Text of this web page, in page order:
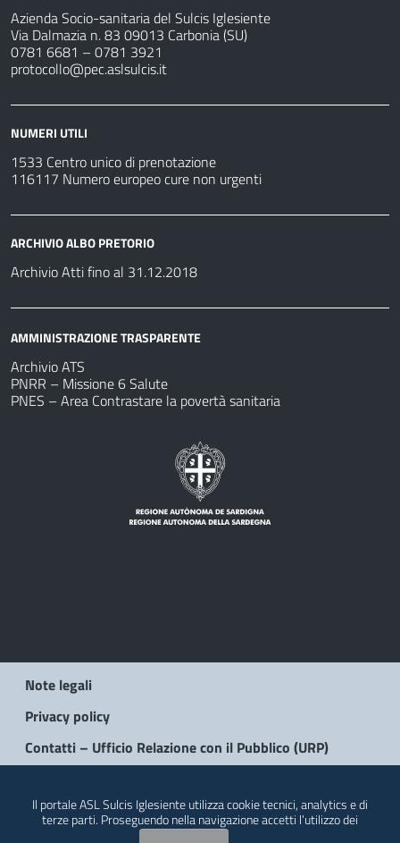
Azienda Socio-sanitaria del Sulcis Iglesiente
Via Dalmazia n. 83 09013 Carbonia (SU)
0781 6681 – 0781 3921
protocollo@pec.aslsulcis.it
NUMERI UTILI
1533 Centro unico di prenotazione
116117 Numero europeo cure non urgenti
ARCHIVIO ALBO PRETORIO
Archivio Atti fino al 31.12.2018
AMMINISTRAZIONE TRASPARENTE
Archivio ATS
PNRR – Missione 6 Salute
PNES – Area Contrastare la povertà sanitaria
Note legali
Privacy policy
Contatti – Ufficio Relazione con il Pubblico (URP)
Il portale ASL Sulcis Iglesiente utilizza cookie tecnici, analytics e di
terze parti. Proseguendo nella navigazione accetti l’utilizzo dei